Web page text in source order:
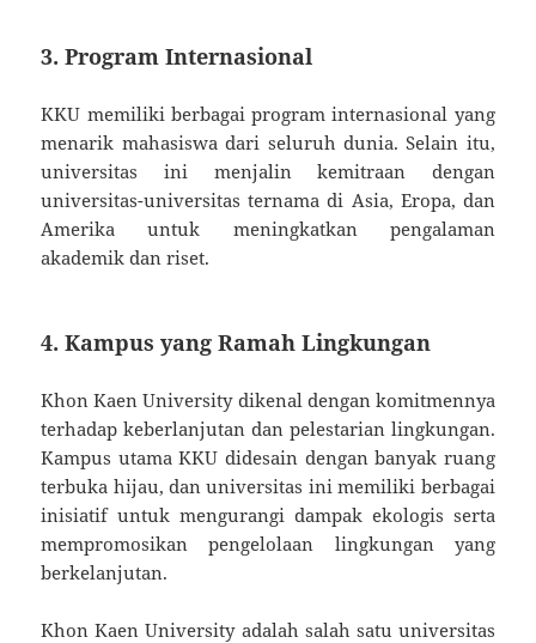
3. Program Internasional
KKU memiliki berbagai program internasional yang
menarik mahasiswa dari seluruh dunia. Selain itu,
universitas ini menjalin kemitraan dengan
universitas-universitas ternama di Asia, Eropa, dan
Amerika untuk meningkatkan pengalaman
akademik dan riset.
4. Kampus yang Ramah Lingkungan
Khon Kaen University dikenal dengan komitmennya
terhadap keberlanjutan dan pelestarian lingkungan.
Kampus utama KKU didesain dengan banyak ruang
terbuka hijau, dan universitas ini memiliki berbagai
inisiatif untuk mengurangi dampak ekologis serta
mempromosikan pengelolaan lingkungan yang
berkelanjutan.
Khon Kaen University adalah salah satu universitas